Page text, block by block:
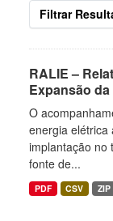
Filtrar
RALIE –
Expansão da
O
energia elétrica
implantação no
fonte de...
PDF CSV ZIP